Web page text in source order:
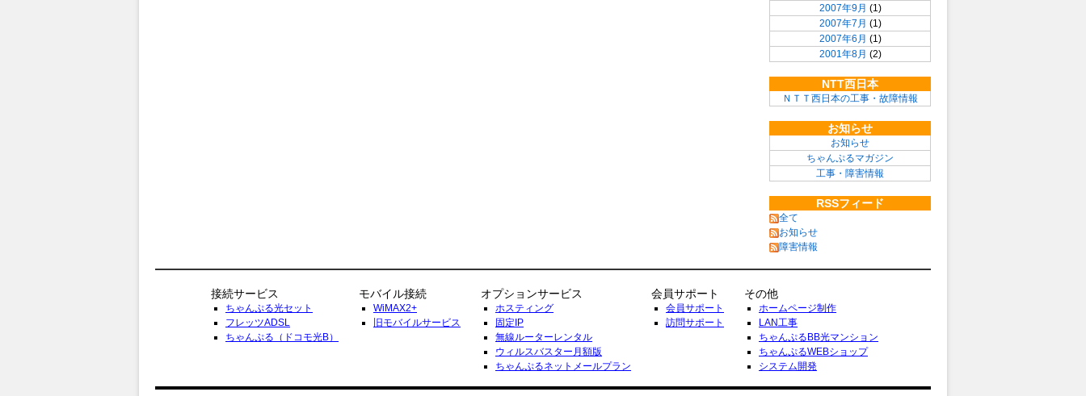
2007年9月 (1)
2007年7月 (1)
2007年6月 (1)
2001年8月 (2)
NTT西日本
ＮＴＴ西日本の工事・故障情報
お知らせ
お知らせ
ちゃんぷるマガジン
工事・障害情報
RSSフィード
全て
お知らせ
障害情報
接続サービス
ちゃんぷる光セット
フレッツADSL
ちゃんぷる（ドコモ光B）
モバイル接続
WiMAX2+
旧モバイルサービス
オプションサービス
ホスティング
固定IP
無線ルーターレンタル
ウィルスバスター月額版
ちゃんぷるネットメールプラン
会員サポート
会員サポート
訪問サポート
その他
ホームページ制作
LAN工事
ちゃんぷるBB光マンション
ちゃんぷるWEBショップ
システム開発